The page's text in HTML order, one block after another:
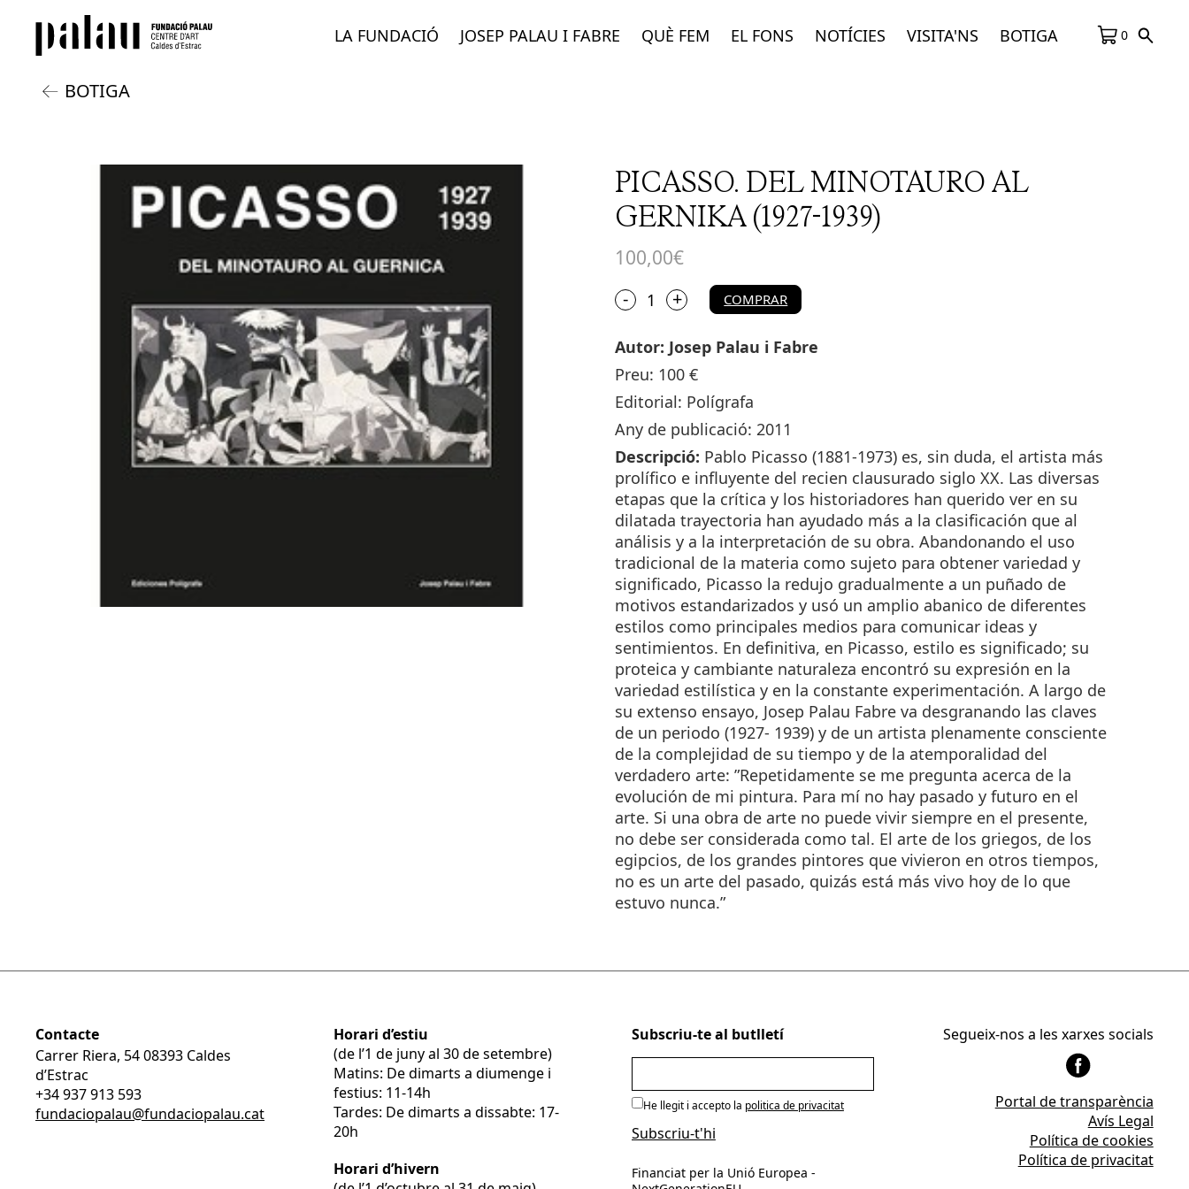
LA FUNDACIÓ JOSEP PALAU I FABRE QUÈ FEM EL FONS NOTÍCIES VISITA'NS BOTIGA 0
BOTIGA
PICASSO. DEL MINOTAURO AL
GERNIKA (1927-1939)
100,00€
quantitat
de
DEL
MINOTAURO
AL
GERNIKA
1939)
+
- COMPRAR
Autor: Josep Palau i Fabre
Preu: 100 €
Editorial: Polígrafa
Any de publicació: 2011
Descripció: Pablo Picasso (1881-1973) es, sin duda, el artista más
prolífico e influyente del recien clausurado siglo XX. Las diversas
etapas que la crítica y los historiadores han querido ver en su
dilatada trayectoria han ayudado más a la clasificación que al
análisis y a la interpretación de su obra. Abandonando el uso
tradicional de la materia como sujeto para obtener variedad y
significado, Picasso la redujo gradualmente a un puñado de
motivos estandarizados y usó un amplio abanico de diferentes
estilos como principales medios para comunicar ideas y
sentimientos. En definitiva, en Picasso, estilo es significado; su
proteica y cambiante naturaleza encontró su expresión en la
variedad estilística y en la constante experimentación. A largo de
su extenso ensayo, Josep Palau Fabre va desgranando las claves
de un periodo (1927- 1939) y de un artista plenamente consciente
de la complejidad de su tiempo y de la atemporalidad del
verdadero arte: ”Repetidamente se me pregunta acerca de la
evolución de mi pintura. Para mí no hay pasado y futuro en el
arte. Si una obra de arte no puede vivir siempre en el presente,
no debe ser considerada como tal. El arte de los griegos, de los
egipcios, de los grandes pintores que vivieron en otros tiempos,
no es un arte del pasado, quizás está más vivo hoy de lo que
estuvo nunca.”
Contacte
Carrer Riera, 54 08393 Caldes
d’Estrac
+34 937 913 593
fundaciopalau@fundaciopalau.cat
Horari d’estiu
(de l’1 de juny al 30 de setembre)
Matins: De dimarts a diumenge i
festius: 11-14h
Tardes: De dimarts a dissabte: 17-
20h
Horari d’hivern
Subscriu-te al butlletí
He llegit i accepto la politica de privacitat
Financiat per la Unió Europea -
Segueix-nos a les xarxes socials
Portal de transparència
Avís Legal
Política de cookies
Política de privacitat